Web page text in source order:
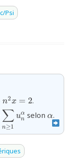
Psi
n2x = 2.
u_{n}^{\alpha}}
n≥1
∑ un
α selon α.